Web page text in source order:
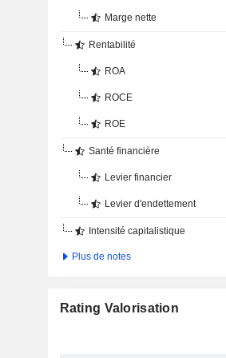
Marge nette
Rentabilité
ROA
ROCE
ROE
Santé financière
Levier financier
Levier d'endettement
Intensité capitalistique
Plus de notes
Rating Valorisation